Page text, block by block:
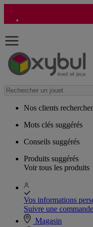
Nos clients
Mots clés suggérés
Conseils suggérés
Produits suggérés
Voir tous les produits
Vos informations
Suivre une commande
Magasin